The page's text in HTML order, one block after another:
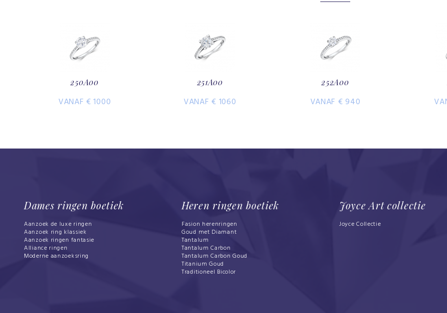
250A00
VANAF € 1000
251A00
VANAF € 1060
252A00
VANAF € 940
Dames ringen boetiek
Aanzoek de luxe ringen
Aanzoek ring klassiek
Aanzoek ringen fantasie
Alliance ringen
Moderne aanzoeksring
Heren ringen boetiek
Fasion herenringen
Goud met Diamant
Tantalum
Tantalum Carbon
Tantalum Carbon Goud
Titanium Goud
Traditioneel Bicolor
Joyce Art collectie
Joyce Collectie